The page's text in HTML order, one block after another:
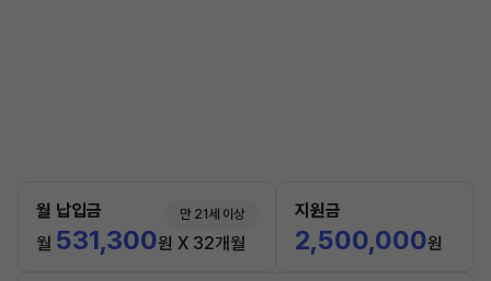
월 납입금 만 21세 이상
월 531,300원 X 32개월
지원금
2,500,000원